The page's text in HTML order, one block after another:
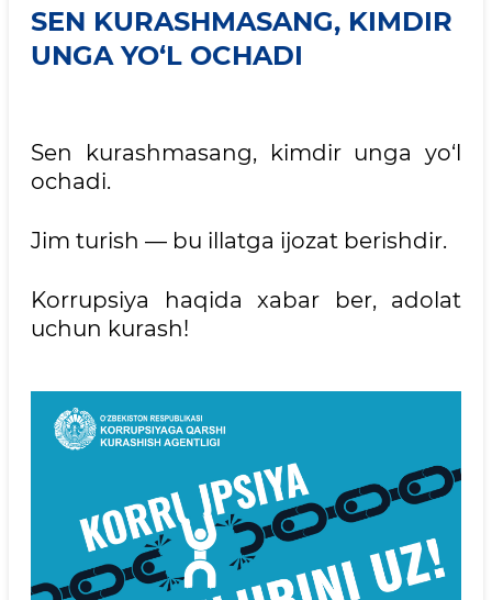
SEN KURASHMASANG, KIMDIR
UNGA YO‘L OCHADI
Sen kurashmasang, kimdir unga yo‘l
ochadi.
Jim turish — bu illatga ijozat berishdir.
Korrupsiya haqida xabar ber, adolat
uchun kurash!